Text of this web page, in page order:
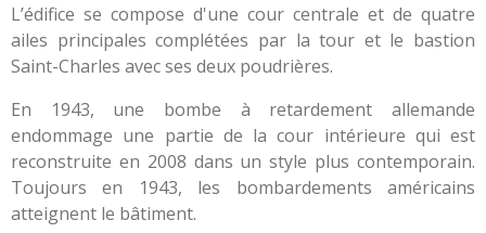
L’édifice se compose d'une cour centrale et de quatre
ailes principales complétées par la tour et le bastion
Saint-Charles avec ses deux poudrières.
En 1943, une bombe à retardement allemande
endommage une partie de la cour intérieure qui est
reconstruite en 2008 dans un style plus contemporain.
Toujours en 1943, les bombardements américains
atteignent le bâtiment.